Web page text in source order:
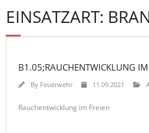
EINSATZART:
B1.05;RAUCHENTWICKLUNG IM
By Feuerwehr 11.09.2021
Rauchentwicklung im Freien